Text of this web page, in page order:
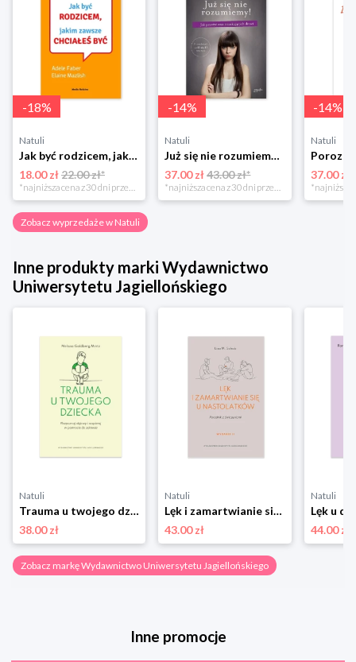
-18%
Natuli
Jak być rodzicem, jakim zawsze chciałeś być Media rodzina
18.00 zł22.00 zł*
*najniższa cena z 30 dni przed obniżką
-14%
Natuli
Już się nie rozumiemy! Jak przeżyć czas trzaskających drzwi Esprit
37.00 zł 43.00 zł*
*najniższa cena z 30 dni przed obniżką
-14%
Natuli
37.00 zł
Zobacz wyprzedaże w Natuli
Inne produkty marki Wydawnictwo
Uniwersytetu Jagiellońskiego
Natuli
Trauma u twojego dziecka. Rozpoznaj objawy i wspieraj w powrocie do zdrowia Wydawnictwo uniwersytetu jagiellońskiego
38.00 zł
Natuli
Lęk i zamartwianie się u nastolatków. Poradnik z ćwiczeniami Wydawnictwo uniwersytetu jagiellońskiego
43.00 zł
Natuli
44.00 zł
Zobacz markę Wydawnictwo Uniwersytetu Jagiellońskiego
Inne promocje